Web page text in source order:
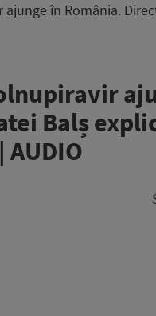
în România.
Balș